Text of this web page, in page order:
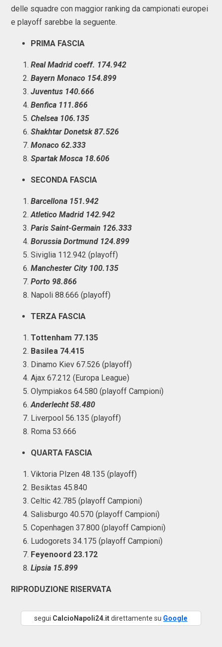
delle squadre con maggior ranking da campionati europei
e playoff sarebbe la seguente.
PRIMA FASCIA
Real Madrid coeff. 174.942
Bayern Monaco 154.899
Juventus 140.666
Benfica 111.866
Chelsea 106.135
Shakhtar Donetsk 87.526
Monaco 62.333
Spartak Mosca 18.606
SECONDA FASCIA
Barcellona 151.942
Atletico Madrid 142.942
Paris Saint-Germain 126.333
Borussia Dortmund 124.899
Siviglia 112.942 (playoff)
Manchester City 100.135
Porto 98.866
Napoli 88.666 (playoff)
TERZA FASCIA
Tottenham 77.135
Basilea 74.415
Dinamo Kiev 67.526 (playoff)
Ajax 67.212 (Europa League)
Olympiakos 64.580 (playoff Campioni)
Anderlecht 58.480
Liverpool 56.135 (playoff)
Roma 53.666
QUARTA FASCIA
Viktoria Plzen 48.135 (playoff)
Besiktas 45.840
Celtic 42.785 (playoff Campioni)
Salisburgo 40.570 (playoff Campioni)
Copenhagen 37.800 (playoff Campioni)
Ludogorets 34.175 (playoff Campioni)
Feyenoord 23.172
Lipsia 15.899
RIPRODUZIONE RISERVATA
segui CalcioNapoli24.itdirettamente su Google